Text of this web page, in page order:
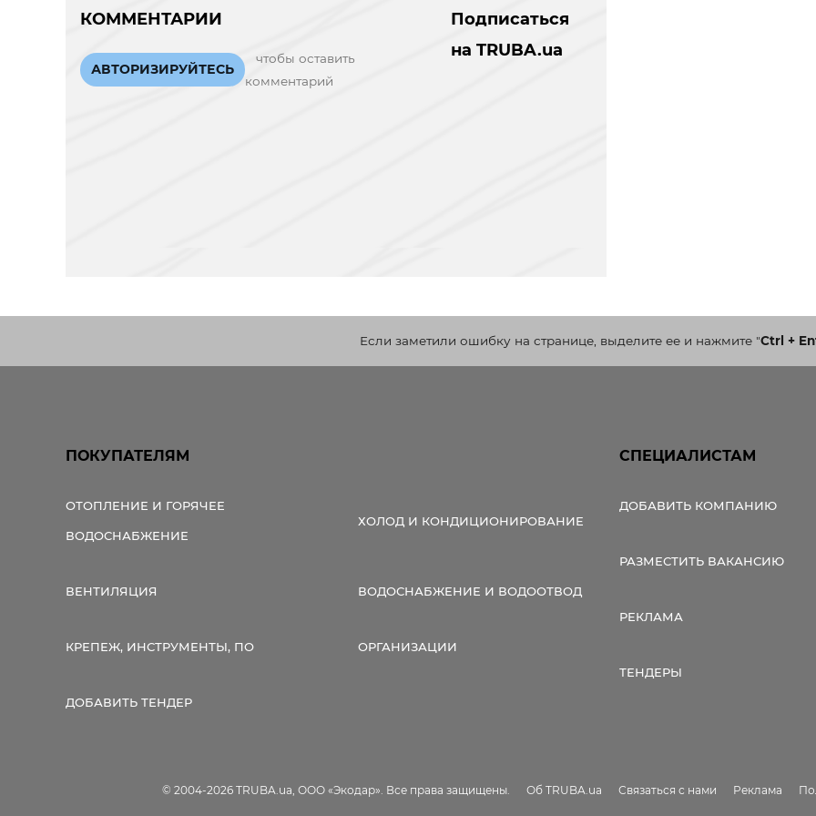
КОММЕНТАРИИ
АВТОРИЗИРУЙТЕСЬ
чтобы оставить
комментарий
Подписаться
на TRUBA.ua
Если заметили ошибку на странице, выделите ее и нажмите"Ctrl +
ПОКУПАТЕЛЯМ
ОТОПЛЕНИЕ И ГОРЯЧЕЕ
ВОДОСНАБЖЕНИЕ
ХОЛОД И КОНДИЦИОНИРОВАНИЕ
ВЕНТИЛЯЦИЯ ВОДОСНАБЖЕНИЕ И ВОДООТВОД
КРЕПЕЖ, ИНСТРУМЕНТЫ, ПО ОРГАНИЗАЦИИ
ДОБАВИТЬ ТЕНДЕР
СПЕЦИАЛИСТАМ
ДОБАВИТЬ КОМПАНИЮ
РАЗМЕСТИТЬ ВАКАНСИЮ
РЕКЛАМА
ТЕНДЕРЫ
© 2004-2026 TRUBA.ua, ООО «Экодар». Все права защищены. Об TRUBA.ua Связаться с нами Реклама